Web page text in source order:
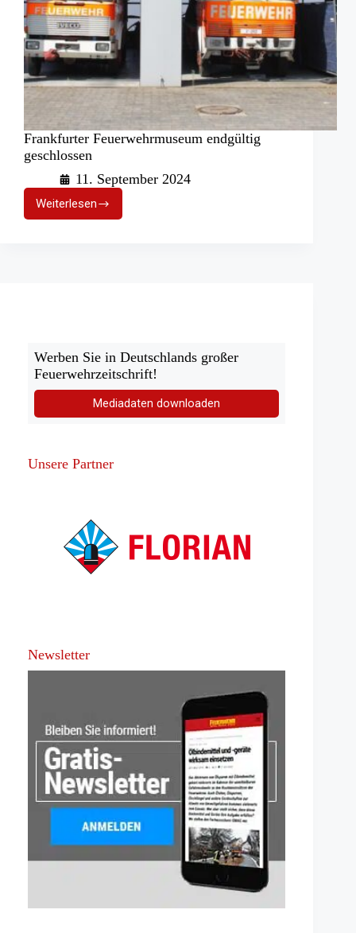
Frankfurter Feuerwehrmuseum endgültig
geschlossen
11. September 2024
WeiterlesenFrankfurter
Feuerwehrmuseum
Werben Sie in Deutschlands großer
Feuerwehrzeitschrift!
Mediadaten downloaden
Unsere Partner
Newsletter